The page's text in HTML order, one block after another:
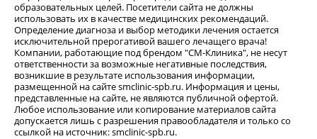
образовательных целей. Посетители сайта не должны
использовать их в качестве медицинских рекомендаций.
Определение диагноза и выбор методики лечения остается
исключительной прерогативой вашего лечащего врача!
Компании, работающие под брендом "СМ-Клиника", не несут
ответственности за возможные негативные последствия,
возникшие в результате использования информации,
размещенной на сайте smclinic-spb.ru. Информация и цены,
представленные на сайте, не являются публичной офертой.
Любое использование или копирование материалов сайта
допускается лишь с разрешения правообладателя и только со
ссылкой на источник: smclinic-spb.ru.